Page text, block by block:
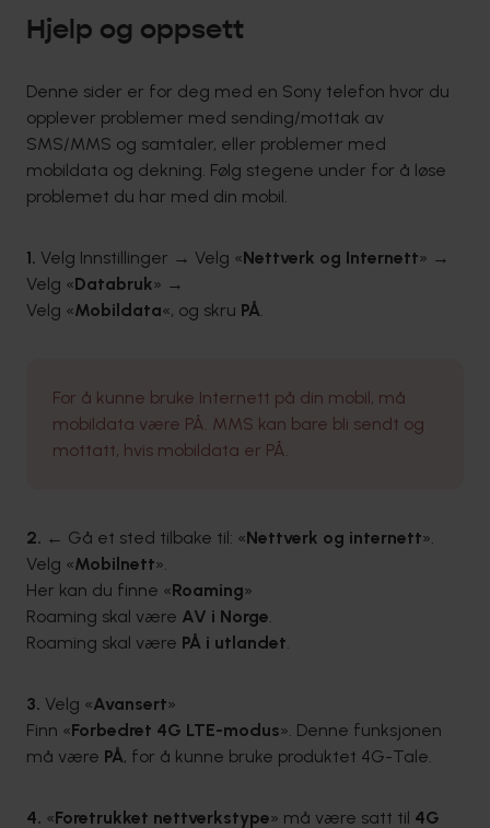
Hjelp og oppsett
Denne sider er for deg med en Sony telefon hvor du
opplever problemer med sending/mottak av
SMS/MMS og samtaler, eller problemer med
mobildata og dekning. Følg stegene under for å løse
problemet du har med din mobil.
1. Velg Innstillinger → Velg «Nettverk og Internett» →
Velg «Databruk» →
Velg «Mobildata«, og skru PÅ.
For å kunne bruke Internett på din mobil, må
mobildata være PÅ. MMS kan bare bli sendt og
mottatt, hvis mobildata er PÅ.
2. ← Gå et sted tilbake til: «Nettverk og internett».
Velg «Mobilnett».
Her kan du finne «Roaming»
Roaming skal være AV i Norge.
Roaming skal være PÅ i utlandet.
3. Velg «Avansert»
Finn «Forbedret 4G LTE-modus». Denne funksjonen
må være PÅ, for å kunne bruke produktet 4G-Tale.
4. «Foretrukket nettverkstype» må være satt til 4G